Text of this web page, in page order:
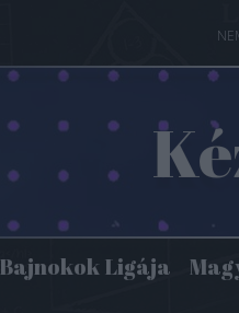
Bajnokok Ligája